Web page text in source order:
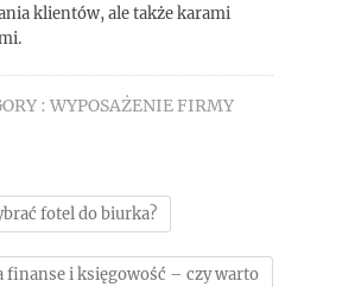
klientów, ale także karami
: WYPOSAŻENIE FIRMY
fotel do biurka?
finanse i księgowość – czy warto